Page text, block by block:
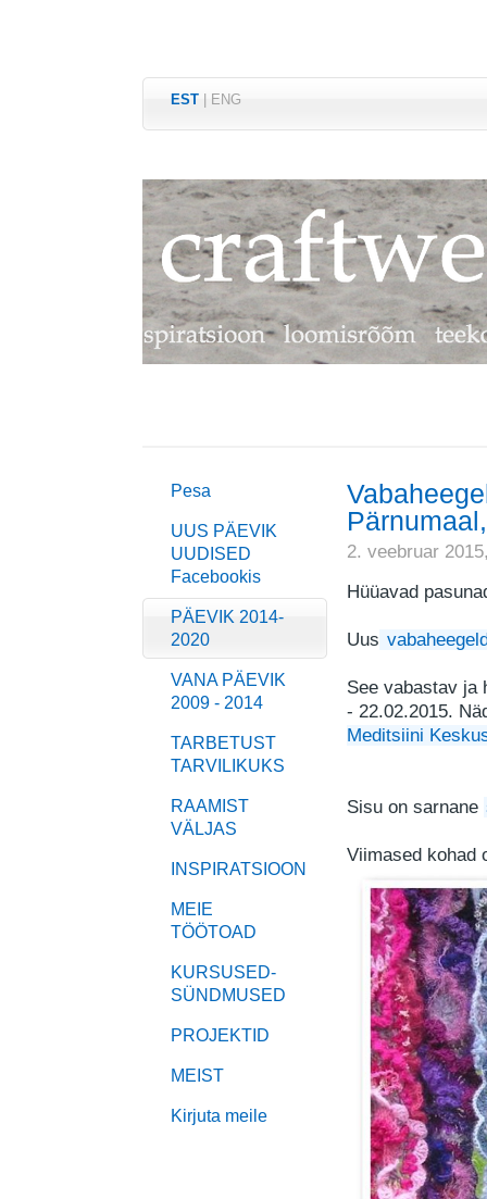
EST ENG
Pesa
UUS PÄEVIK
UUDISED
Facebookis
PÄEVIK 2014-
2020
VANA PÄEVIK
2009 - 2014
TARBETUST
TARVILIKUKS
RAAMIST
VÄLJAS
INSPIRATSIOON
MEIE
TÖÖTOAD
KURSUSED-
SÜNDMUSED
PROJEKTID
MEIST
Kirjuta meile
2. veebruar
Hüüavad
Uus
See vabastav ja
- 22.02.2015.
Meditsiini
Sisu on sarnane
Viimased kohad